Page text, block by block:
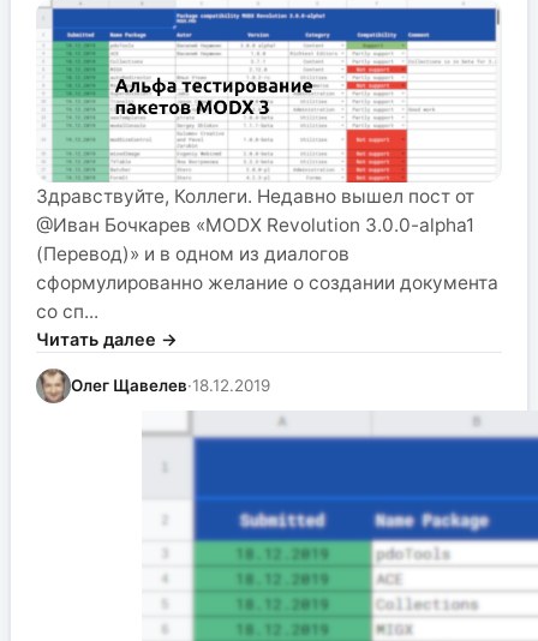
Здравствуйте, Коллеги. Недавно вышел пост от
@Иван Бочкарев «MODX Revolution 3.0.0-alpha1
(Перевод)» и в одном из диалогов
сформулированно желание о создании документа
со сп...
Читать далее →
Олег Щавелев·18.12.2019